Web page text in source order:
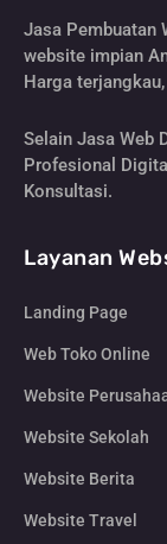
Jasa Pembuatan
website impian
Harga
Selain Jasa Web
Profesional
Konsultasi.
Layanan
Landing Page
Web Toko Online
Website
Website Sekolah
Website Berita
Website Travel